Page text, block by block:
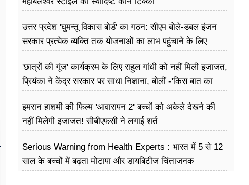
उत्तर प्रदेश 'घुमन्तू विकास बोर्ड' का गठन: सीएम बोले-डबल इंजन
सरकार प्रत्येक व्यक्ति तक योजनाओं का लाभ पहुंचाने के लिए
'छात्रों की गूंज' कार्यक्रम के लिए राहुल गांधी को नहीं मिली इजाजत,
प्रियंका ने केंद्र सरकार पर साधा निशाना, बोलीं -'किस बात का
इमरान हाशमी की फिल्म 'आवारापन 2' बच्चों को अकेले देखने की
नहीं मिलेगी इजाजत! सीबीएफसी ने लगाई शर्त
Serious Warning from Health Experts : भारत में 5 से 12
साल के बच्चों में बढ़ता मोटापा और डायबिटीज चिंताजनक